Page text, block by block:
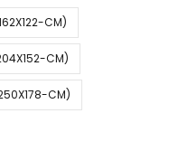
CM)
CM)
CM)